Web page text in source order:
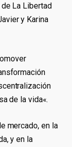
La Libertad
y Karina
de la vida«.
mercado, en la
y en la